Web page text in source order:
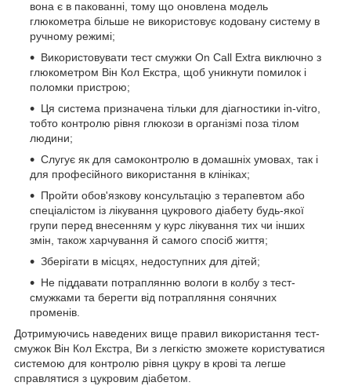
вона є в пакованні, тому що оновлена модель
глюкометра більше не використовує кодовану систему в
ручному режимі;
Використовувати тест смужки On Call Extra виключно з
глюкометром Він Кол Екстра, щоб уникнути помилок і
поломки пристрою;
Ця система призначена тільки для діагностики in-vitro,
тобто контролю рівня глюкози в організмі поза тілом
людини;
Слугує як для самоконтролю в домашніх умовах, так і
для професійного використання в клініках;
Пройти обов'язкову консультацію з терапевтом або
спеціалістом із лікування цукрового діабету будь-якої
групи перед внесенням у курс лікування тих чи інших
змін, також харчування й самого спосіб життя;
Зберігати в місцях, недоступних для дітей;
Не піддавати потраплянню вологи в колбу з тест-
смужками та берегти від потрапляння сонячних
променів.
Дотримуючись наведених вище правил використання тест-
смужок Він Кол Екстра, Ви з легкістю зможете користуватися
системою для контролю рівня цукру в крові та легше
справлятися з цукровим діабетом.